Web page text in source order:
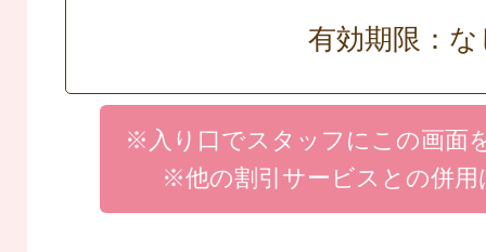
有効期限：な
※入り口でスタッフにこの画面
※他の割引サービスとの併